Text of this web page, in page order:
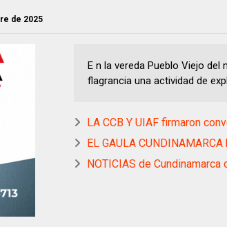
de 2025
E n la vereda Pueblo Viejo
flagrancia una actividad de
LA CCB Y UIAF firmaron
EL GAULA
NOTICIAS de